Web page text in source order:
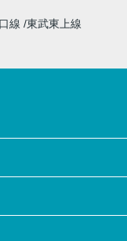
線 東武東上線